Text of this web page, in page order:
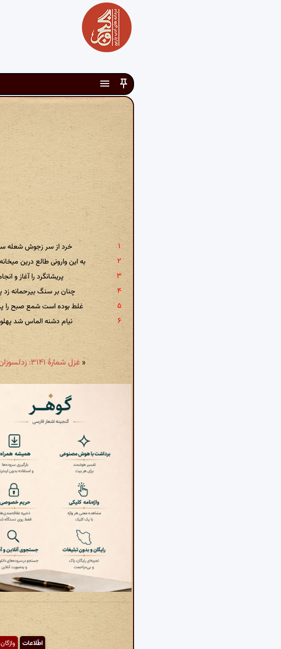
خرد از سر زجوش شعله
به این وارونی طالع درین
پریشانگرد را آغاز و
چنان بر سنگ بیرحمانه زد
غلط بوده است شمع صبح را
نیام دشنه الماس شد
« غزل شمارهٔ ۳۱۴۱: زدلسوزان مرا بر سر همین داغ جنون آمد
اطّلاعات واژگان